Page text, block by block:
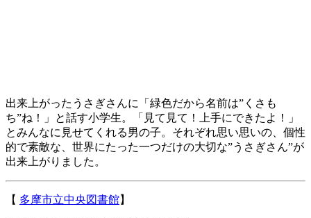
出来上がったうさぎさんに「緑色だから名前は”くさも
ち”ね！」と話す小学生。「見て見て！上手にできたよ！」
とみんなに見せてくれる男の子。それぞれ思い思いの、個性
的で素敵な、世界にたった一つだけの大切な”うさぎさん”が
出来上がりました。
【 多摩市立中央図書館】